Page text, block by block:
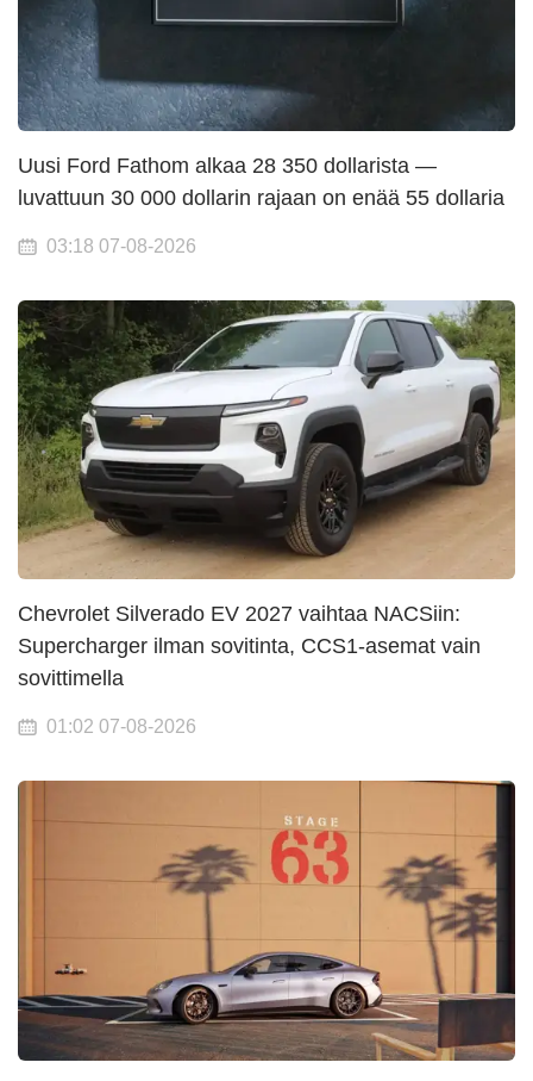
Uusi Ford Fathom alkaa 28 350 dollarista —
luvattuun 30 000 dollarin rajaan on enää 55 dollaria
03:18 07-08-2026
Chevrolet Silverado EV 2027 vaihtaa NACSiin:
Supercharger ilman sovitinta, CCS1-asemat vain
sovittimella
01:02 07-08-2026